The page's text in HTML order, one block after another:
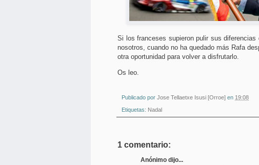
Si los franceses supieron pulir sus
nosotros, cuando no ha quedado más Rafa
otra oportunidad para volver a disfrutarlo.
Os leo.
Publicado por Jose Tellaetxe Isusi [Orroe] en 19:08
Etiquetas: Nadal
1 comentario:
Anónimo dijo...